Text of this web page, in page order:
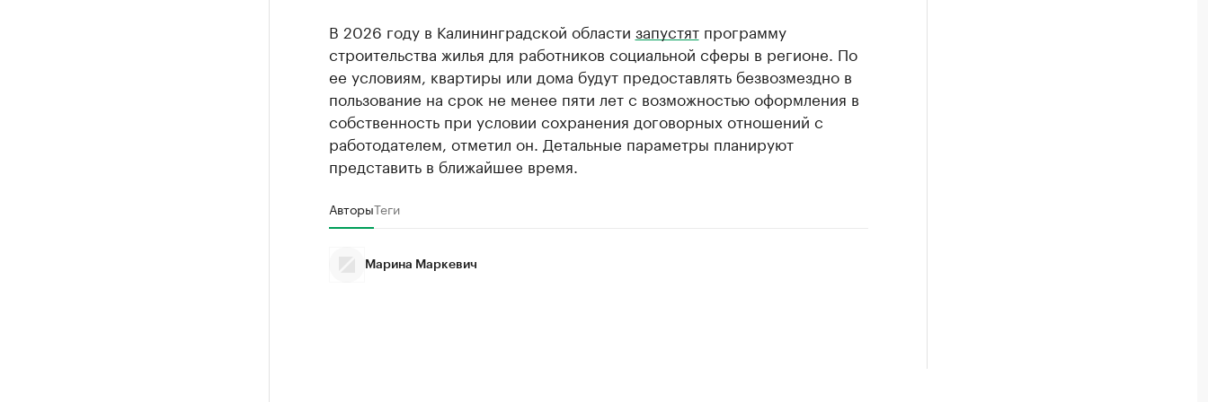
В 2026 году в Калининградской области запустятпрограмму
строительства жилья для работников социальной сферы в регионе. По
ее условиям, квартиры или дома будут предоставлять безвозмездно в
пользование на срок не менее пяти лет с возможностью оформления в
собственность при условии сохранения договорных отношений с
работодателем, отметил он. Детальные параметры планируют
представить в ближайшее время.
АвторыТеги
Марина Маркевич